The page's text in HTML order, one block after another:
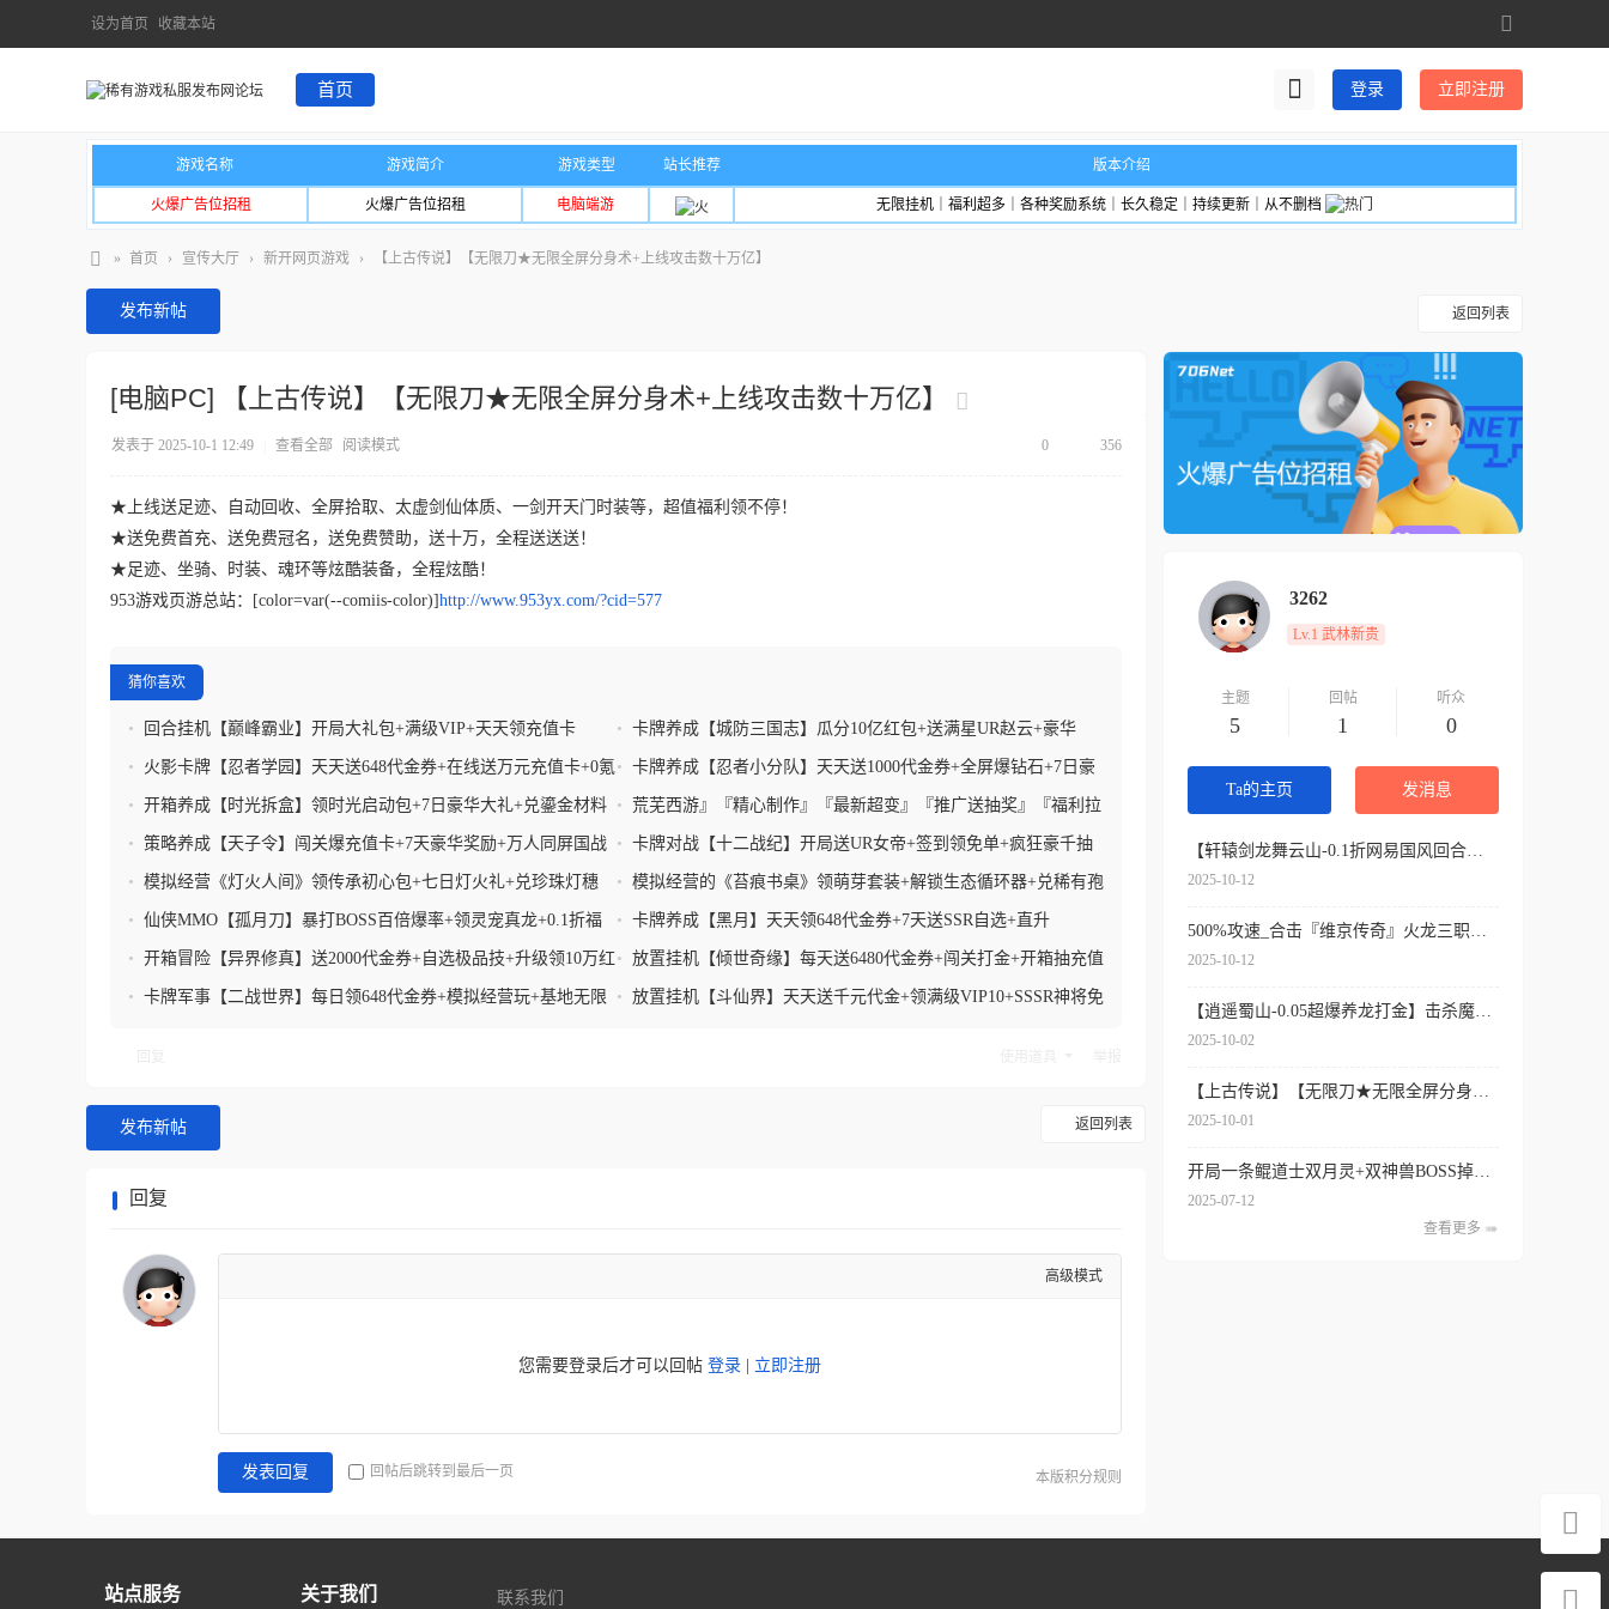
设为首页 收藏本站
切
换
到
宽
首页 登录 立即注册
游戏名称 游戏简介 游戏类型 站长推荐 版本介绍
火爆广告位招租 火爆广告位招租 电脑端游 无限挂机｜福利超多｜各种奖励系统｜长久稳定｜持续更新｜从不删档
» 首页 › 宣传大厅 › 新开网页游戏 › 【上古传说】【无限刀★无限全屏分身术+上线攻击数十万亿】
返回列表
发布新帖
[电脑PC] 【上古传说】【无限刀★无限全屏分身术+上线攻击数十万亿】
356
0
发表于 2025-10-1 12:49 查看全部 阅读模式
★上线送足迹、自动回收、全屏拾取、太虚剑仙体质、一剑开天门时装等，超值福利领不停！
★送免费首充、送免费冠名，送免费赞助，送十万，全程送送送！
★足迹、坐骑、时装、魂环等炫酷装备，全程炫酷！
953游戏页游总站：[color=var(--comiis-color)]http://www.953yx.com/?cid=577
猜你喜欢
• 回合挂机【巅峰霸业】开局大礼包+满级VIP+天天领充值卡 • 卡牌养成【城防三国志】瓜分10亿红包+送满星UR赵云+豪华
10000抽+BOSS爆充值卡
•
火影卡牌【忍者学园】天天送648代金券+在线送万元充值卡+0氪
金白嫖满+每日疯狂千抽
• 卡牌养成【忍者小分队】天天送1000代金券+全屏爆钻石+7日豪
华大礼
• 开箱养成【时光拆盒】领时光启动包+7日豪华大礼+兑鎏金材料
包
•
荒芜西游』『精心制作』『最新超变』『推广送抽奖』『福利拉
满』群:：187101444
• 策略养成【天子令】闯关爆充值卡+7天豪华奖励+万人同屏国战
+七雄争霸
• 卡牌对战【十二战纪】开局送UR女帝+签到领免单+疯狂豪千抽
+各种免费券
• 模拟经营《灯火人间》领传承初心包+七日灯火礼+兑珍珠灯穗
+解锁限定场景
• 模拟经营的《苔痕书桌》领萌芽套装+解锁生态循环器+兑稀有孢
子+友情肥料
• 仙侠MMO【孤月刀】暴打BOSS百倍爆率+领灵宠真龙+0.1折福
利
• 卡牌养成【黑月】天天领648代金券+7天送SSR自选+直升
VIP7+得UR神选武装
• 开箱冒险【异界修真】送2000代金券+自选极品技+升级领10万红
包
• 放置挂机【倾世奇缘】每天送6480代金券+闯关打金+开箱抽充值
+无限抽奖
• 卡牌军事【二战世界】每日领648代金券+模拟经营玩+基地无限
• 放置挂机【斗仙界】天天送千元代金+领满级VIP10+SSSR神将免
返回列表
发布新帖
回复
高级模式
您需要登录后才可以回帖 登录 立即注册
本版积分规则
发表回复 回帖后跳转到最后一页
3262
Lv.1 武林新贵
主题
5
回帖
1
听众
0
Ta的主页 发消息
2025-10-12
2025-10-12
2025-10-02
2025-10-01
2025-07-12
查看更多
站点服务 关于我们 联系我们